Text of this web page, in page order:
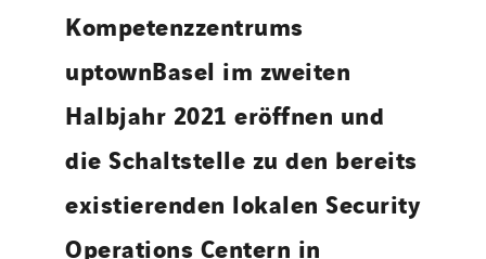
Kompetenzzentrums
uptownBasel im zweiten
Halbjahr 2021 eröffnen und
die Schaltstelle zu den bereits
existierenden lokalen Security
Operations Centern in